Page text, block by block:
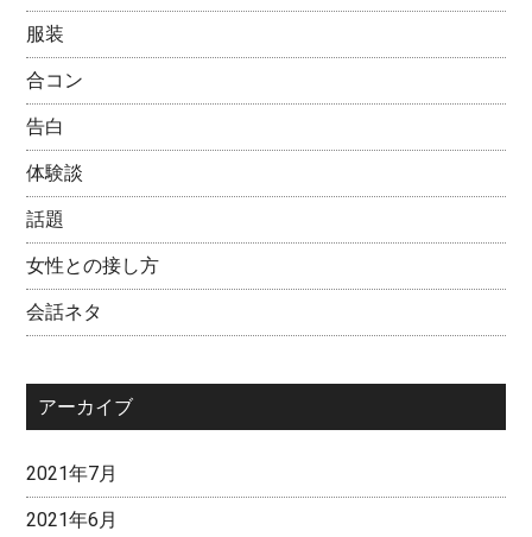
服装
合コン
告白
体験談
話題
女性との接し方
会話ネタ
アーカイブ
2021年7月
2021年6月